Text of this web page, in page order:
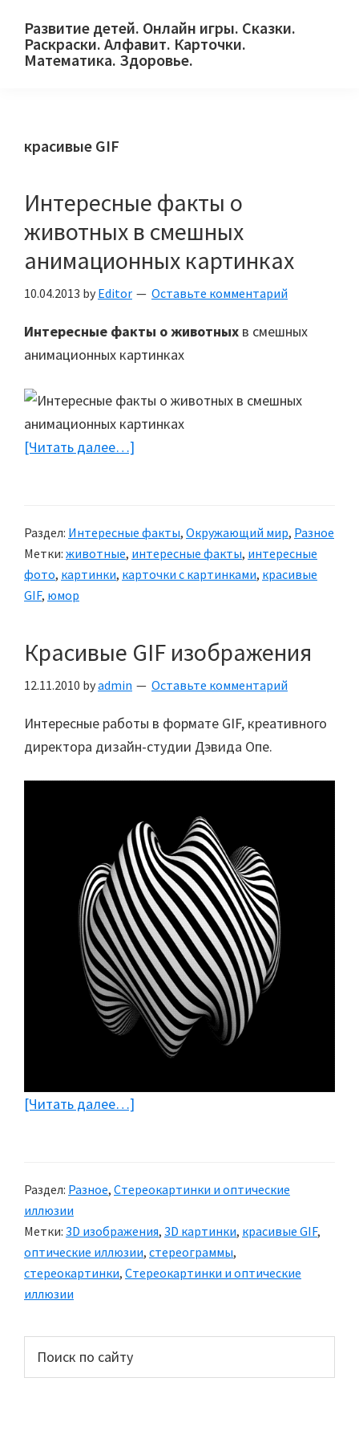
primary
main
primary
Развитие детей. Онлайн игры. Сказки.
Раскраски. Алфавит. Карточки.
Математика. Здоровье.
и
родителей.
красивые GIF
Интересные факты о
животных в смешных
анимационных картинках
10.04.2013 by Editor Оставьте комментарий
Интересные факты о животных в смешных
анимационных картинках
[Читать далее…]
животных
в
смешных
Раздел: Интересные факты, Окружающий мир, Разное
Метки: животные, интересные факты, интересные
фото, картинки, карточки с картинками, красивые
GIF, юмор
Красивые GIF изображения
12.11.2010 byadmin Оставьте комментарий
Интересные работы в формате GIF, креативного
директора дизайн-студии Дэвида Опе.
[Читать далее…]
Раздел: Разное, Стереокартинки и оптические
иллюзии
Метки: 3D изображения, 3D картинки, красивые GIF,
оптические иллюзии, стереограммы,
стереокартинки, Стереокартинки и оптические
иллюзии
Основной
сайдбар